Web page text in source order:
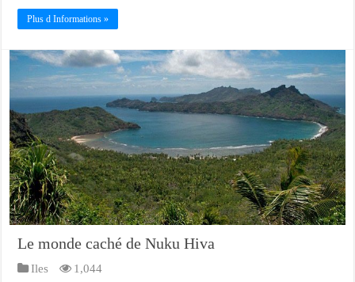
Plus d Informations »
Le monde caché de Nuku Hiva
Iles 1,044